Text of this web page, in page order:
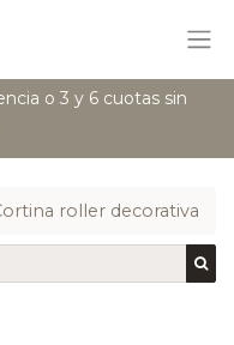
o 3 y 6 cuotas sin
roller decorativa